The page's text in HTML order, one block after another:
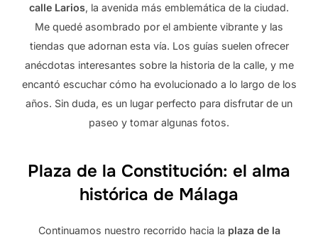
calle Larios, la avenida más emblemática de la ciudad.
Me quedé asombrado por el ambiente vibrante y las
tiendas que adornan esta vía. Los guías suelen ofrecer
anécdotas interesantes sobre la historia de la calle, y me
encantó escuchar cómo ha evolucionado a lo largo de los
años. Sin duda, es un lugar perfecto para disfrutar de un
paseo y tomar algunas fotos.
Plaza de la Constitución: el alma
histórica de Málaga
Continuamos nuestro recorrido hacia la plaza de la